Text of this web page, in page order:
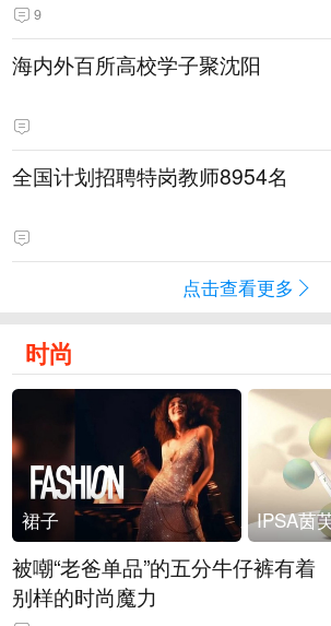
9
海内外百所高校学子聚沈阳
全国计划招聘特岗教师8954名
点击查看更多
时尚
裙子
被嘲“老爸单品”的五分牛仔裤有着
别样的时尚魔力